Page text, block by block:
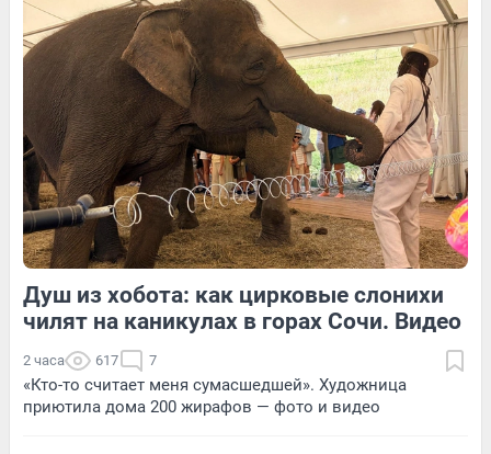
Обсудить
210 1 31 Обсудить
173 Обсудить 25 Обсудить
Душ из хобота: как цирковые слонихи
чилят на каникулах в горах Сочи. Видео
2 часа 617 7
«Кто-то считает меня сумасшедшей». Художница
приютила дома 200 жирафов — фото и видео